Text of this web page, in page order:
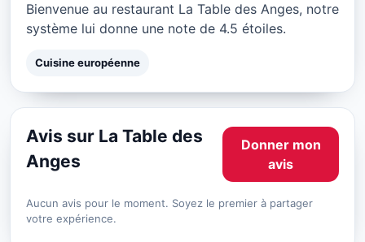
Bienvenue au restaurant La Table des Anges, notre
système lui donne une note de 4.5 étoiles.
Cuisine européenne
Avis sur La Table des
Anges
Donner mon
avis
Aucun avis pour le moment. Soyez le premier à partager
votre expérience.